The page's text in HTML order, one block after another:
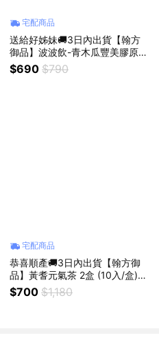
宅配商品
送給好姊妹🚚3日內出貨【翰方
御品】波波飲-青木瓜豐美膠原飲
1盒 (10入) 贈 品牌送禮提袋 女
生生日禮物
$690 $790
宅配商品
恭喜順產🚚3日內出貨【翰方御
品】黃耆元氣茶 2盒 (10入/盒)
贈 品牌送禮提袋 孕婦 哺乳期 坐
月子 適用
$700 $1,180